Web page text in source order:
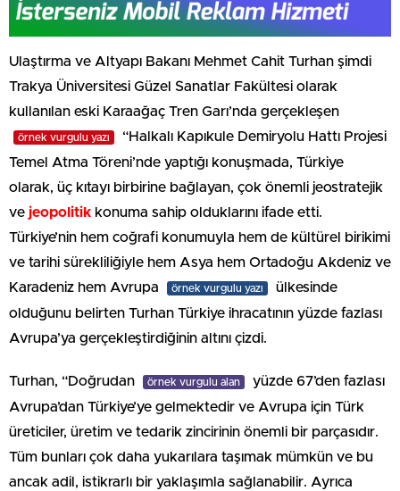
Ulaştırma ve Altyapı Bakanı Mehmet Cahit Turhan şimdi
Trakya Üniversitesi Güzel Sanatlar Fakültesi olarak
kullanılan eski Karaağaç Tren Garı’nda gerçekleşen
örnek vurgulu yazı
“Halkalı Kapıkule Demiryolu Hattı Projesi
Temel Atma Töreni’nde yaptığı konuşmada, Türkiye
olarak, üç kıtayı birbirine bağlayan, çok önemli jeostratejik
ve jeopolitik konuma sahip olduklarını ifade etti.
Türkiye’nin hem coğrafi konumuyla hem de kültürel birikimi
ve tarihi sürekliliğiyle hem Asya hem Ortadoğu Akdeniz ve
Karadeniz hem Avrupa
örnek vurgulu yazı
ülkesinde
olduğunu belirten Turhan Türkiye ihracatının yüzde fazlası
Avrupa’ya gerçekleştirdiğinin altını çizdi.
Turhan, “Doğrudan örnek vurgulu alan
yüzde 67’den fazlası
Avrupa’dan Türkiye’ye gelmektedir ve Avrupa için Türk
üreticiler, üretim ve tedarik zincirinin önemli bir parçasıdır.
Tüm bunları çok daha yukarılara taşımak mümkün ve bu
ancak adil, istikrarlı bir yaklaşımla sağlanabilir. Ayrıca